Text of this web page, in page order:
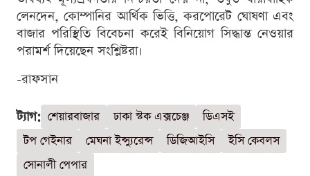
লেনদেন, কোম্পানির আর্থিক ভিত্তি, করপোরেট ঘোষণা এবং
বাজার পরিস্থিতি বিবেচনা করেই বিনিয়োগ সিদ্ধান্ত নেওয়ার
পরামর্শ দিয়েছেন সংশ্লিষ্টরা।
-রাফসান
ট্যাগ: শেয়ারবাজার ঢাকা স্টক এক্সচেঞ্জ
ডিএসই
টপ গেইনার
মেঘনা ইন্স্যুরেন্স ডিজিআইসি
ইসি কেবলস
সোনালী পেপার